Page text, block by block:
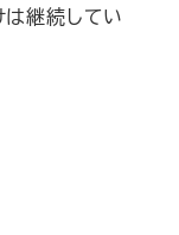
は継続してい